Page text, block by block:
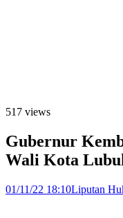
517 views
Gubernur
Wali Kota
01/11/22 18:10Liputan